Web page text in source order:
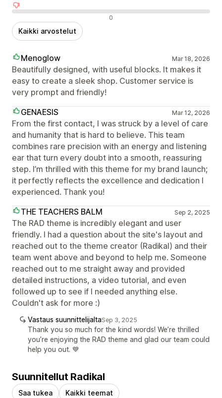
0
Kaikki arvostelut
Menoglow Mar 18, 2026
Beautifully designed, with useful blocks. It makes it
easy to create a sleek shop. Customer service is
very prompt and friendly!
GENAESIS
Mar 12, 2026
From the first contact, I was struck by a level of care
and humanity that is hard to believe. This team
combines rare precision with an energy and listening
ear that turn every doubt into a smooth, reassuring
step. I’m thrilled with this theme for my brand launch;
it perfectly reflects the excellence and dedication I
experienced. Thank you!
THE TEACHERS BALM
Sep 2, 2025
The RAD theme is incredibly elegant and user
friendly. I had a question about the site's layout and
reached out to the theme creator (Radikal) and their
team went above and beyond to help me. Someone
reached out to me straight away and provided
detailed instructions, a video tutorial, and even
followed up to see if I needed anything else.
Couldn't ask for more :)
Vastaus suunnittelijaltaSep 3, 2025
Thank you so much for the kind words! We’re thrilled
you’re enjoying the RAD theme and glad our team could
help you out. 💙
Suunnitellut Radikal
Saa tukea Kaikki teemat